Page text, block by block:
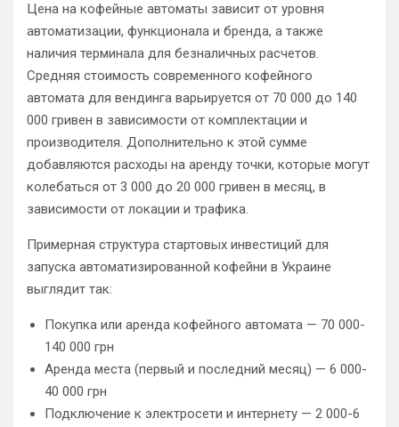
Цена на кофейные автоматы зависит от уровня
автоматизации, функционала и бренда, а также
наличия терминала для безналичных расчетов.
Средняя стоимость современного кофейного
автомата для вендинга варьируется от 70 000 до 140
000 гривен в зависимости от комплектации и
производителя. Дополнительно к этой сумме
добавляются расходы на аренду точки, которые могут
колебаться от 3 000 до 20 000 гривен в месяц, в
зависимости от локации и трафика.
Примерная структура стартовых инвестиций для
запуска автоматизированной кофейни в Украине
выглядит так:
Покупка или аренда кофейного автомата — 70 000-
140 000 грн
Аренда места (первый и последний месяц) — 6 000-
40 000 грн
Подключение к электросети и интернету — 2 000-6